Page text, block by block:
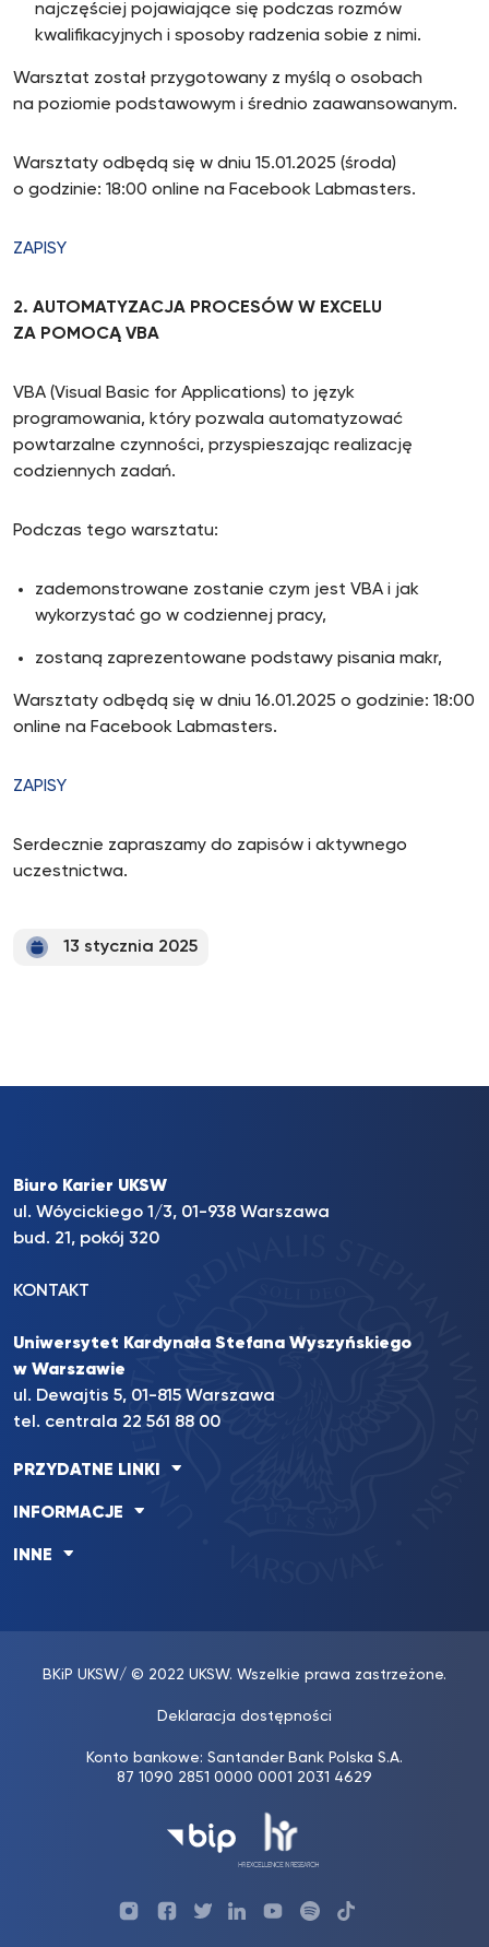
najczęściej pojawiające się podczas rozmów
kwalifikacyjnych i sposoby radzenia sobie z nimi.
Warsztat został przygotowany z myślą o osobach
na poziomie podstawowym i średnio zaawansowanym.
Warsztaty odbędą się w dniu 15.01.2025 (środa)
o godzinie: 18:00 online na Facebook Labmasters.
ZAPISY
2. AUTOMATYZACJA PROCESÓW W EXCELU
ZA POMOCĄ VBA
VBA (Visual Basic for Applications) to język
programowania, który pozwala automatyzować
powtarzalne czynności, przyspieszając realizację
codziennych zadań.
Podczas tego warsztatu:
zademonstrowane zostanie czym jest VBA i jak
wykorzystać go w codziennej pracy,
zostaną zaprezentowane podstawy pisania makr,
Warsztaty odbędą się w dniu 16.01.2025 o godzinie: 18:00
online na Facebook Labmasters.
ZAPISY
Serdecznie zapraszamy do zapisów i aktywnego
uczestnictwa.
13 stycznia 2025
Biuro Karier UKSW
ul. Wóycickiego 1/3, 01-938 Warszawa
bud. 21, pokój 320
KONTAKT
Uniwersytet Kardynała Stefana Wyszyńskiego
w Warszawie
ul. Dewajtis 5, 01-815 Warszawa
tel. centrala 22 561 88 00
PRZYDATNE LINKI
INFORMACJE
INNE
BKiP UKSW/ © 2022 UKSW. Wszelkie prawa zastrzeżone.
Deklaracja dostępności
Konto bankowe: Santander Bank Polska S.A.
87 1090 2851 0000 0001 2031 4629
Profil ProfilProfilProfil UKSWProfilUKSW